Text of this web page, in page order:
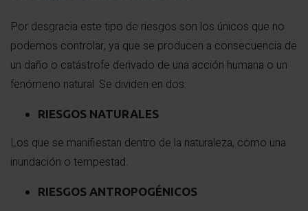
Por desgracia este tipo de riesgos son los únicos que no
podemos controlar, ya que se producen a consecuencia de
un daño o catástrofe derivado de una acción humana o un
fenómeno natural. Se dividen en dos:
RIESGOS NATURALES
Los que se manifiestan dentro de la naturaleza, como una
inundación o tempestad.
RIESGOS ANTROPOGÉNICOS